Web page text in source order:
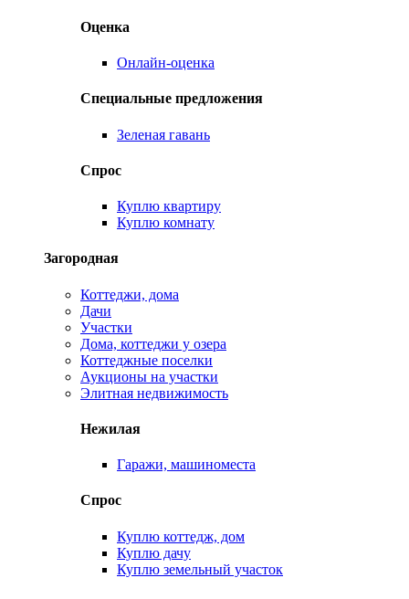
Оценка
Онлайн-оценка
Специальные предложения
Зеленая гавань
Спрос
Куплю квартиру
Куплю комнату
Загородная
Коттеджи, дома
Дачи
Участки
Дома, коттеджи у озера
Коттеджные поселки
Аукционы на участки
Элитная недвижимость
Нежилая
Гаражи, машиноместа
Спрос
Куплю коттедж, дом
Куплю дачу
Куплю земельный участок